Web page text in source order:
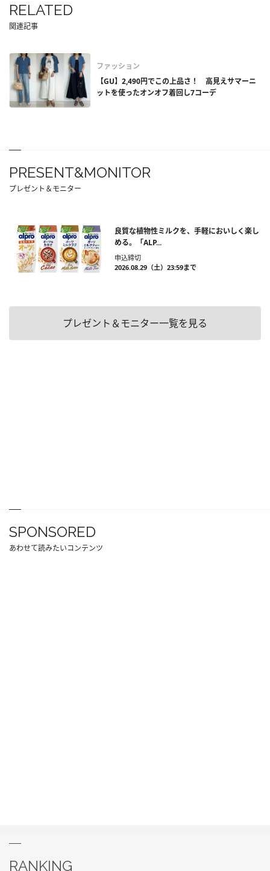
RELATED
関連記事
ファッション
【GU】2,490円でこの上品さ！ 高見えサマーニ
ットを使ったオンオフ着回し7コーデ
PRESENT&MONITOR
プレゼント＆モニター
良質な植物性ミルクを、手軽においしく楽し
める。「ALP...
申込締切
2026.08.29（土）23:59まで
プレゼント＆モニター一覧を見る
SPONSORED
あわせて読みたいコンテンツ
RANKING